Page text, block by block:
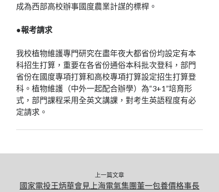
成為西部高校辦事國度農業計謀的標桿。
●報考請求
我校植物維護專門研究在盡年夜大都省份均設定有本
科招生打算，重要在各省份通俗本科批次登科，部門
省份在國度專項打算和高校專項打算設定招生打算登
科。植物維護（中外一起配合辦學）為“3+1”培育形
式，部門課程采用全英文講課，對考生英語程度有必
定請求。
上一篇文章
國家電投王炳華會見上海電氣集團董一包養價格事長